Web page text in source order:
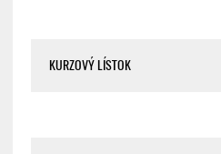
KURZOVÝ LÍSTOK